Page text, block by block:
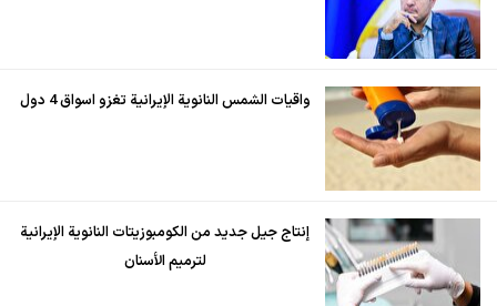
واقيات الشمس النانوية الإيرانية تغزو اسواق 4 دول
إنتاج جيل جديد من الكومبوزيتات النانوية الإيرانية
لترميم الأسنان